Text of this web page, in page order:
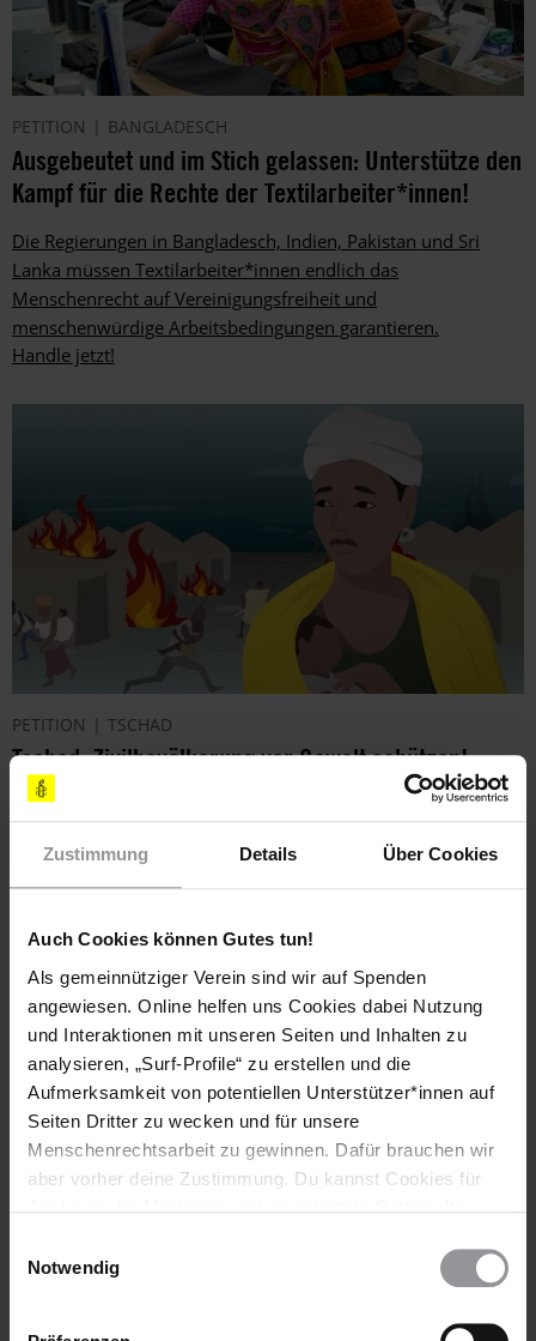
Zustimmung Details Über Cookies
Auch Cookies können Gutes tun!
Als gemeinnütziger Verein sind wir auf Spenden
angewiesen. Online helfen uns Cookies dabei Nutzung
und Interaktionen mit unseren Seiten und Inhalten zu
analysieren, „Surf-Profile“ zu erstellen und die
Aufmerksamkeit von potentiellen Unterstützer*innen auf
Seiten Dritter zu wecken und für unsere
Menschenrechtsarbeit zu gewinnen. Dafür brauchen wir
aber vorher deine Zustimmung. Du kannst Cookies für
wieder ändern. Diesen Banner kannst Du über den Link
Notwendig
PETITION BANGLADESCH
Ausgebeutet und im Stich gelassen: Unterstütze den
Kampf für die Rechte der Textilarbeiter*innen!
Die Regierungen in Bangladesch, Indien, Pakistan und Sri
Lanka müssen Textilarbeiter*innen endlich das
Menschenrecht auf Vereinigungsfreiheit und
menschenwürdige Arbeitsbedingungen garantieren.
Handle jetzt!
PETITION TSCHAD
Tschad: Zivilbevölkerung vor Gewalt schützen!
Im Tschad kommt es immer häufiger zu tödlichen
Handle jetzt!
Jetzt handeln gegen die Massaker in Iran!